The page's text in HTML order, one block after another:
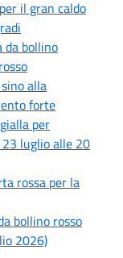
il gran caldo
da bollino
alla
forte
per
luglio alle 20
rossa per la
bollino rosso
2026)